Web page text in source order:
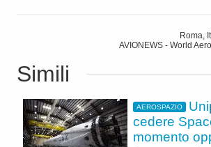
Roma,
AVIONEWS - World
Simili
AEROSPAZIO
cedere
momento